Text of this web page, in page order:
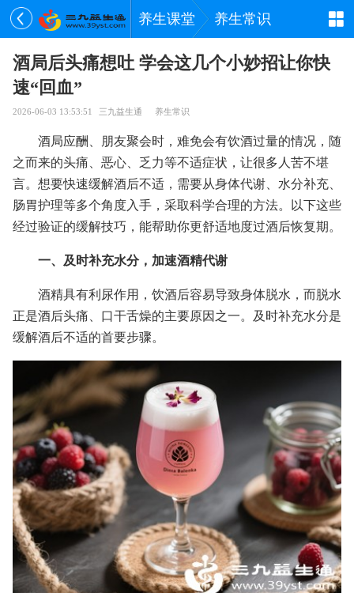
养生课堂 养生常识
酒局后头痛想吐 学会这几个小妙招让你快
速“回血”
2026-06-03 13:53:51 三九益生通 养生常识
酒局应酬、朋友聚会时，难免会有饮酒过量的情况，随
之而来的头痛、恶心、乏力等不适症状，让很多人苦不堪
言。想要快速缓解酒后不适，需要从身体代谢、水分补充、
肠胃护理等多个角度入手，采取科学合理的方法。以下这些
经过验证的缓解技巧，能帮助你更舒适地度过酒后恢复期。
一、及时补充水分，加速酒精代谢
酒精具有利尿作用，饮酒后容易导致身体脱水，而脱水
正是酒后头痛、口干舌燥的主要原因之一。及时补充水分是
缓解酒后不适的首要步骤。